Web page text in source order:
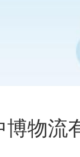
博物流